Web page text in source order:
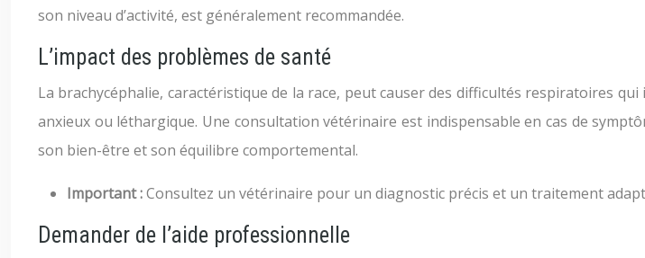
son niveau d’activité, est généralement recommandée.
L’impact des problèmes de santé
La brachycéphalie, caractéristique de la race, peut causer des difficultés respiratoires
anxieux ou léthargique. Une consultation vétérinaire est indispensable en cas de
son bien-être et son équilibre comportemental.
Important :Consultez un vétérinaire pour un diagnostic précis et un traitement
Demander de l’aide professionnelle